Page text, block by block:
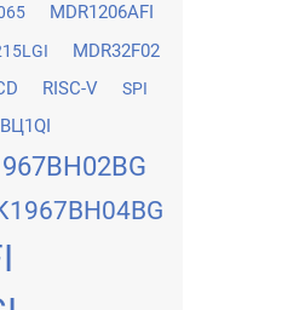
MDR1206AFI
MDR32F02
RISC-V SPI